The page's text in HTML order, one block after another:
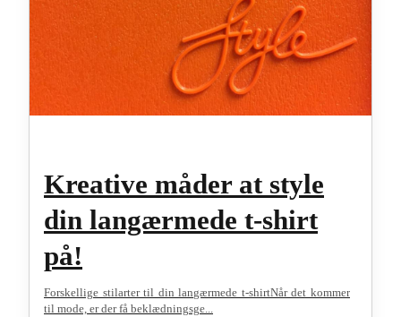
Kreative måder at style
din langærmede t-shirt
på!
Forskellige stilarter til din langærmede t-shirtNår det kommer
til mode, er der få beklædningsge...